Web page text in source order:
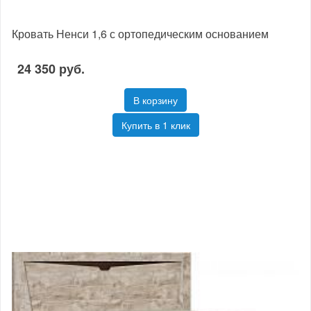
Кровать Ненси 1,6 с ортопедическим основанием
24 350 руб.
В корзину
Купить в 1 клик